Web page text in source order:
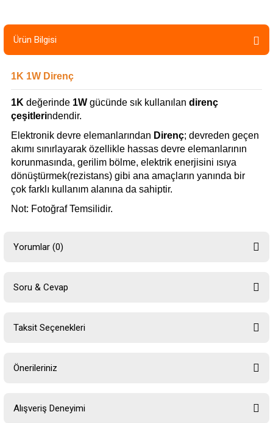
Ürün Bilgisi
1K 1W Direnç
1K değerinde 1W gücünde sık kullanılan direnç
çeşitlerindendir.
Elektronik devre elemanlarından Direnç; devreden geçen
akımı sınırlayarak özellikle hassas devre elemanlarının
korunmasında, gerilim bölme, elektrik enerjisini ısıya
dönüştürmek(rezistans) gibi ana amaçların yanında bir
çok farklı kullanım alanına da sahiptir.
Not: Fotoğraf Temsilidir.
Yorumlar (0)
Soru & Cevap
Taksit Seçenekleri
Önerileriniz
Bu ürünün fiyat bilgisi, resim, ürün açıklamalarında ve diğer konularda
yetersiz gördüğünüz noktaları öneri formunu kullanarak tarafımıza
Alışveriş Deneyimi